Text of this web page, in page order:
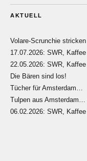
AKTUELL
Volare-Scrunchie stricken
17.07.2026: SWR,
22.05.2026: SWR,
Die Bären sind los!
Tücher für Amsterdam…
Tulpen aus Amsterdam…
06.02.2026: SWR,